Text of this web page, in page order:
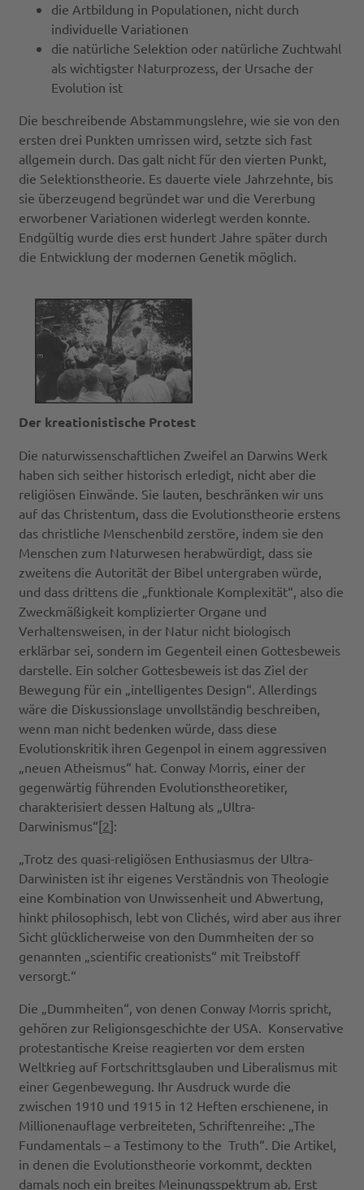
die Artbildung in Populationen, nicht durch
individuelle Variationen
die natürliche Selektion oder natürliche Zuchtwahl
als wichtigster Naturprozess, der Ursache der
Evolution ist
Die beschreibende Abstammungslehre, wie sie von den
ersten drei Punkten umrissen wird, setzte sich fast
allgemein durch. Das galt nicht für den vierten Punkt,
die Selektionstheorie. Es dauerte viele Jahrzehnte, bis
sie überzeugend begründet war und die Vererbung
erworbener Variationen widerlegt werden konnte.
Endgültig wurde dies erst hundert Jahre später durch
die Entwicklung der modernen Genetik möglich.
Der kreationistische Protest
Die naturwissenschaftlichen Zweifel an Darwins Werk
haben sich seither historisch erledigt, nicht aber die
religiösen Einwände. Sie lauten, beschränken wir uns
auf das Christentum, dass die Evolutionstheorie erstens
das christliche Menschenbild zerstöre, indem sie den
Menschen zum Naturwesen herabwürdigt, dass sie
zweitens die Autorität der Bibel untergraben würde,
und dass drittens die „funktionale Komplexität“, also die
Zweckmäßigkeit komplizierter Organe und
Verhaltensweisen, in der Natur nicht biologisch
erklärbar sei, sondern im Gegenteil einen Gottesbeweis
darstelle. Ein solcher Gottesbeweis ist das Ziel der
Bewegung für ein „intelligentes Design“. Allerdings
wäre die Diskussionslage unvollständig beschreiben,
wenn man nicht bedenken würde, dass diese
Evolutionskritik ihren Gegenpol in einem aggressiven
„neuen Atheismus“ hat. Conway Morris, einer der
gegenwärtig führenden Evolutionstheoretiker,
charakterisiert dessen Haltung als „Ultra-
Darwinismus“[2]:
„Trotz des quasi-religiösen Enthusiasmus der Ultra-
Darwinisten ist ihr eigenes Verständnis von Theologie
eine Kombination von Unwissenheit und Abwertung,
hinkt philosophisch, lebt von Clichés, wird aber aus ihrer
Sicht glücklicherweise von den Dummheiten der so
genannten „scientific creationists“ mit Treibstoff
versorgt.“
Die „Dummheiten“, von denen Conway Morris spricht,
gehören zur Religionsgeschichte der USA. Konservative
protestantische Kreise reagierten vor dem ersten
Weltkrieg auf Fortschrittsglauben und Liberalismus mit
einer Gegenbewegung. Ihr Ausdruck wurde die
zwischen 1910 und 1915 in 12 Heften erschienene, in
Millionenauflage verbreiteten, Schriftenreihe: „The
Fundamentals – a Testimony to the Truth“. Die Artikel,
in denen die Evolutionstheorie vorkommt, deckten
damals noch ein breites Meinungsspektrum ab. Erst